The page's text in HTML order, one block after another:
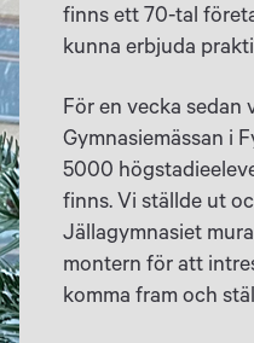
finns ett 70-tal
kunna erbjuda
För en vecka sedan
Gymnasiemässan i
5000
finns. Vi ställde ut
Jällagymnasiet
montern för att
komma fram och